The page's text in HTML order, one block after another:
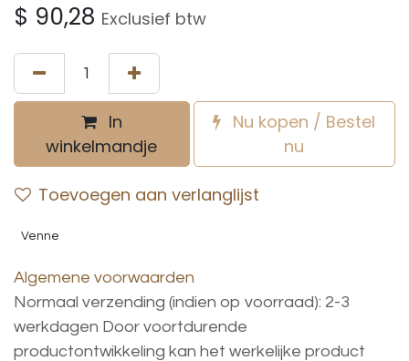
$ 90,28 Exclusief btw
In
winkelmandje
Nu kopen / Bestel
nu
Toevoegen aan verlanglijst
Venne
Algemene voorwaarden
Normaal verzending (indien op voorraad): 2-3
werkdagen Door voortdurende
productontwikkeling kan het werkelijke product